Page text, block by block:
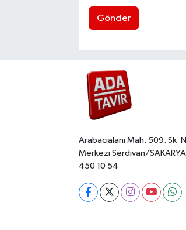
Gönder
Arabacıalanı Mah. 509. Sk.
Merkezi Serdivan/SAKARYA
450 10 54